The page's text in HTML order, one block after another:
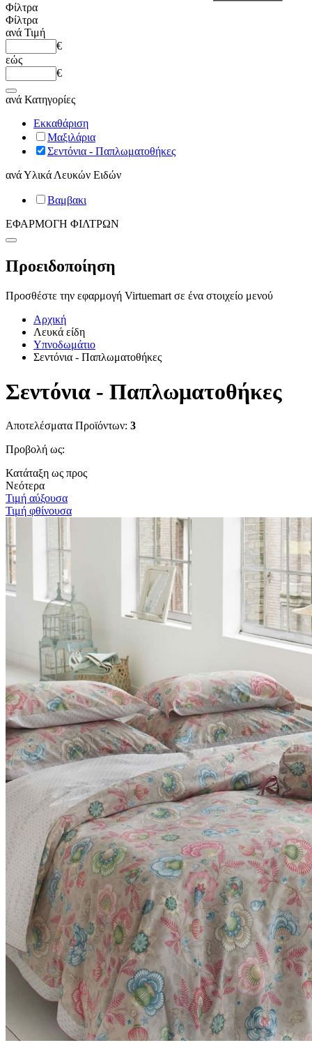
Φίλτρα
Φίλτρα
ανά Τιμή
€
εώς
€
ανά Κατηγορίες
Εκκαθάριση
Μαξιλάρια
Σεντόνια - Παπλωματοθήκες
ανάΥλικά Λευκών Ειδών
Βαμβακι
ΕΦΑΡΜΟΓΗ ΦΙΛΤΡΩΝ
Προειδοποίηση
Προσθέστε την εφαρμογή Virtuemart σε ένα στοιχείο μενού
Αρχική
Λευκά είδη
Υπνοδωμάτιο
Σεντόνια - Παπλωματοθήκες
Σεντόνια - Παπλωματοθήκες
Αποτελέσματα Προϊόντων: 3
Προβολή ως:
Κατάταξη ως προς
Νεότερα
Τιμή αύξουσα
Τιμή φθίνουσα